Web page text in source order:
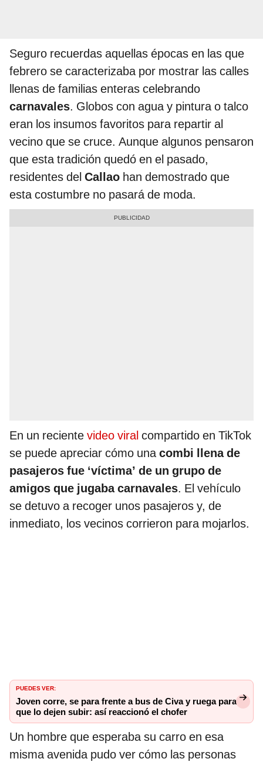
Seguro recuerdas aquellas épocas en las que
febrero se caracterizaba por mostrar las calles
llenas de familias enteras celebrando
carnavales. Globos con agua y pintura o talco
eran los insumos favoritos para repartir al
vecino que se cruce. Aunque algunos pensaron
que esta tradición quedó en el pasado,
residentes del Callao han demostrado que
esta costumbre no pasará de moda.
En un reciente video viral compartido en TikTok
se puede apreciar cómo unacombi llena de
pasajeros fue ‘víctima’ de un grupo de
amigos que jugaba carnavales. El vehículo
se detuvo a recoger unos pasajeros y, de
inmediato, los vecinos corrieron para mojarlos.
PUEDES VER:
Joven corre, se para frente a bus de Civa y ruega para
que lo dejen subir: así reaccionó el chofer
Un hombre que esperaba su carro en esa
misma avenida pudo ver cómo las personas